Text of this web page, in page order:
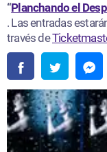
“Planchando el
. Las entradas
través de